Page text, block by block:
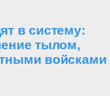
в систему:
тылом,
войсками